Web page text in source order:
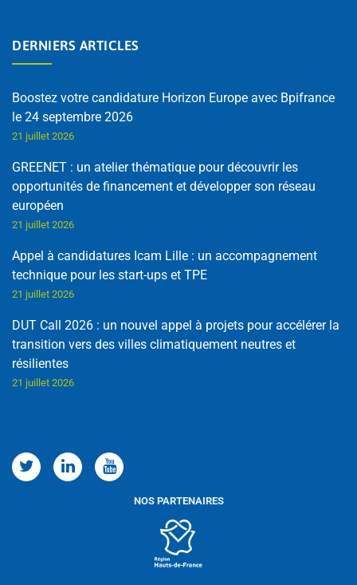
DERNIERS ARTICLES
Boostez votre candidature Horizon Europe avec Bpifrance
le 24 septembre 2026
21 juillet 2026
GREENET : un atelier thématique pour découvrir les
opportunités de financement et développer son réseau
européen
21 juillet 2026
Appel à candidatures Icam Lille : un accompagnement
technique pour les start-ups et TPE
21 juillet 2026
DUT Call 2026 : un nouvel appel à projets pour accélérer la
transition vers des villes climatiquement neutres et
résilientes
21 juillet 2026